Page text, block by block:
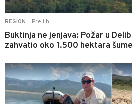
REGION Pre 1 h
Buktinja ne jenjava: Požar u
zahvatio oko 1.500 hektara